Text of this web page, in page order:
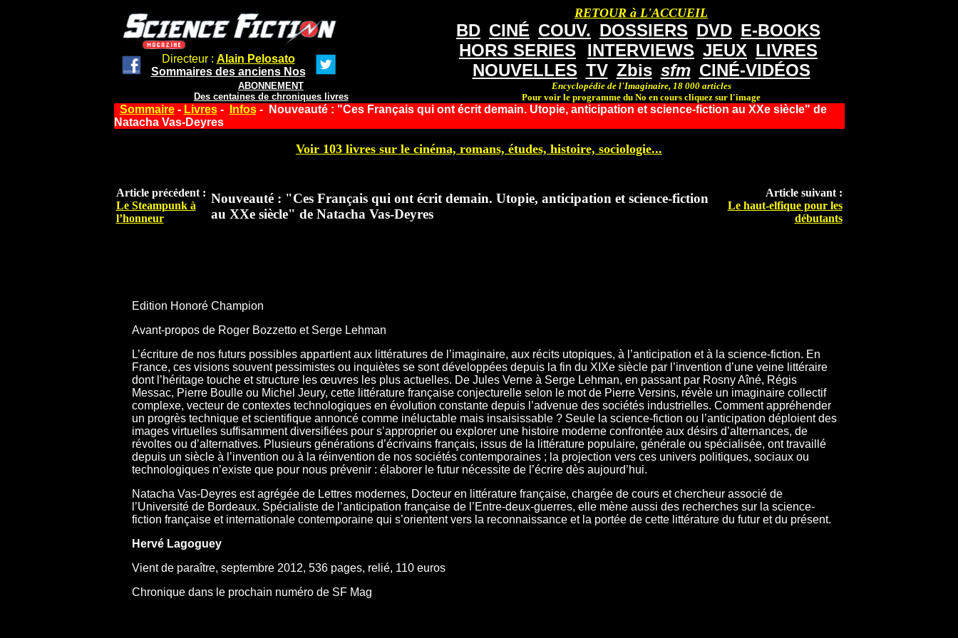
Directeur : Alain Pelosato
Sommaires des anciens Nos
ABONNEMENT
Des centaines de chroniques livres
RETOUR à L'ACCUEIL
BD CINÉ COUV. DOSSIERS DVD E-BOOKS
HORS SERIES
INTERVIEWS JEUX LIVRES
NOUVELLES TV Zbis sfm CINÉ-VIDÉOS
Encyclopédie de l'Imaginaire, 18 000 articles
Pour voir le programme du No en cours cliquez sur l'image
Sommaire- Livres- Infos- Nouveauté : "Ces Français qui ont écrit demain. Utopie, anticipation et science-fiction au XXe siècle" de
Natacha Vas-Deyres
Voir 103 livres sur le cinéma, romans, études, histoire, sociologie...
Article précédent :
Le Steampunk à
l’honneur
Nouveauté : "Ces Français qui ont écrit demain. Utopie, anticipation et science-fiction
au XXe siècle" de Natacha Vas-Deyres
Article suivant :
Le haut-elfique pour les
débutants
Edition Honoré Champion
Avant-propos de Roger Bozzetto et Serge Lehman
L’écriture de nos futurs possibles appartient aux littératures de l’imaginaire, aux récits utopiques, à l’anticipation et à la science-fiction. En
France, ces visions souvent pessimistes ou inquiètes se sont développées depuis la fin du XIXe siècle par l’invention d’une veine littéraire
dont l’héritage touche et structure les œuvres les plus actuelles. De Jules Verne à Serge Lehman, en passant par Rosny Aîné, Régis
Messac, Pierre Boulle ou Michel Jeury, cette littérature française conjecturelle selon le mot de Pierre Versins, révèle un imaginaire collectif
complexe, vecteur de contextes technologiques en évolution constante depuis l’advenue des sociétés industrielles. Comment appréhender
un progrès technique et scientifique annoncé comme inéluctable mais insaisissable ? Seule la science-fiction ou l’anticipation déploient des
images virtuelles suffisamment diversifiées pour s’approprier ou explorer une histoire moderne confrontée aux désirs d’alternances, de
révoltes ou d’alternatives. Plusieurs générations d’écrivains français, issus de la littérature populaire, générale ou spécialisée, ont travaillé
depuis un siècle à l’invention ou à la réinvention de nos sociétés contemporaines ; la projection vers ces univers politiques, sociaux ou
technologiques n’existe que pour nous prévenir : élaborer le futur nécessite de l’écrire dès aujourd’hui.
Natacha Vas-Deyres est agrégée de Lettres modernes, Docteur en littérature française, chargée de cours et chercheur associé de
l’Université de Bordeaux. Spécialiste de l’anticipation française de l’Entre-deux-guerres, elle mène aussi des recherches sur la science-
fiction française et internationale contemporaine qui s’orientent vers la reconnaissance et la portée de cette littérature du futur et du présent.
Hervé Lagoguey
Vient de paraître, septembre 2012, 536 pages, relié, 110 euros
Chronique dans le prochain numéro de SF Mag